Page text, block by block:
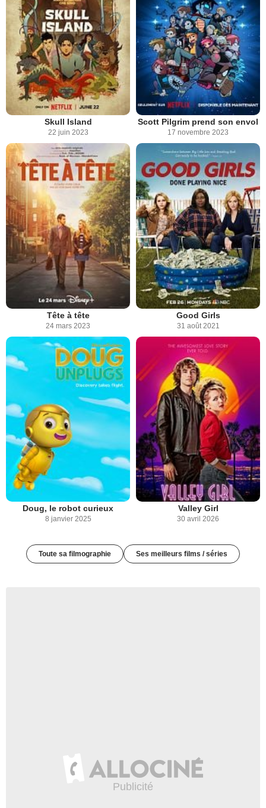
Skull Island
22 juin 2023
Scott Pilgrim prend son envol
17 novembre 2023
Tête à tête
24 mars 2023
Good Girls
31 août 2021
Doug, le robot curieux
8 janvier 2025
Valley Girl
30 avril 2026
Toute sa filmographie Ses meilleurs films / séries